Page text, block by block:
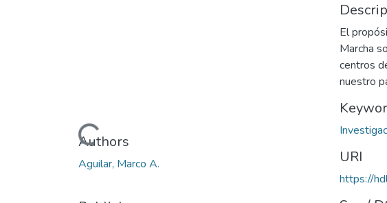
Loading...
Authors
Aguilar, Marco A.
El
Marcha
centros
nuestro
URI
https://